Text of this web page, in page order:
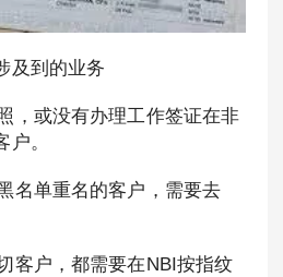
到的业务
或没有办理工作签证在非
。
单重名的客户，需要去
户，都需要在NBI按指纹